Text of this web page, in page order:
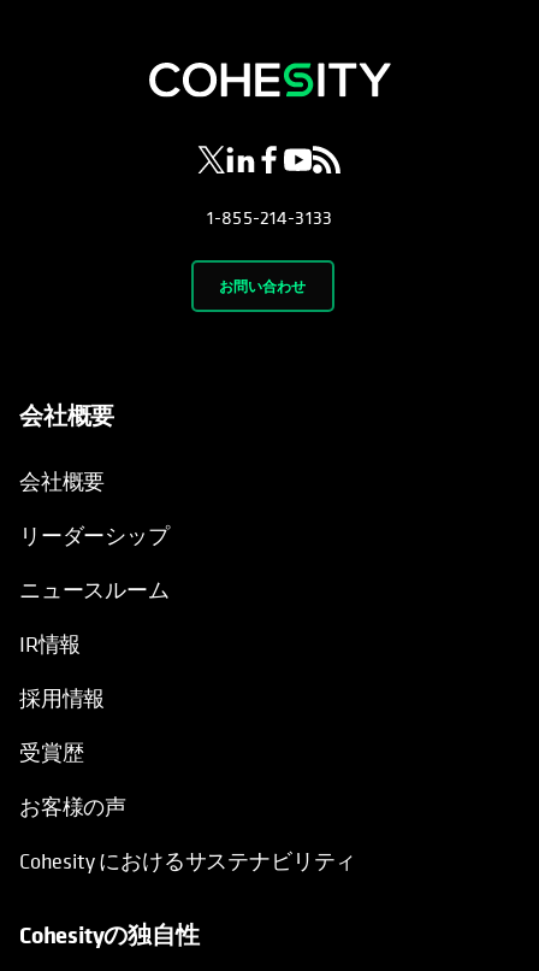
新しいタブで開く
新しいタブで開く
新しいタブで開く
新しいタブで開く
新しいタブで開く
1-855-214-3133
お問い合わせ
会社概要
会社概要
リーダーシップ
ニュースルーム
IR情報
採用情報
受賞歴
お客様の声
Cohesity におけるサステナビリティ
Cohesityの独自性